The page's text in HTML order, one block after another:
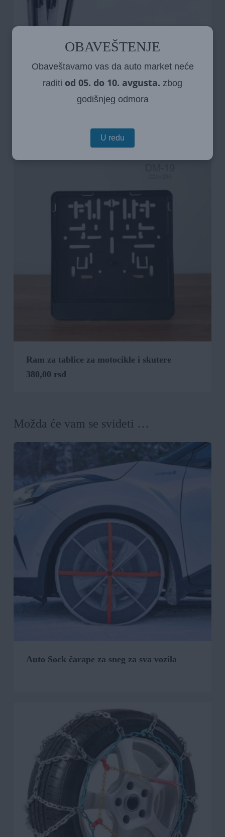
Bosch Metlice brisača – 55″ cm dužina
Ram za tablice za motocikle i skutere
380,00 rsd
Možda će vam se svideti …
Auto Sock čarape za sneg za sva vozila
OBAVEŠTENJE
Obaveštavamo vas da auto market neće
raditi od 05. do 10. avgusta. zbog
godišnjeg odmora
U redu